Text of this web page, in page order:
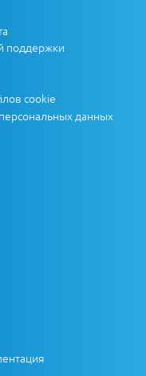
поддержки
cookie
данных